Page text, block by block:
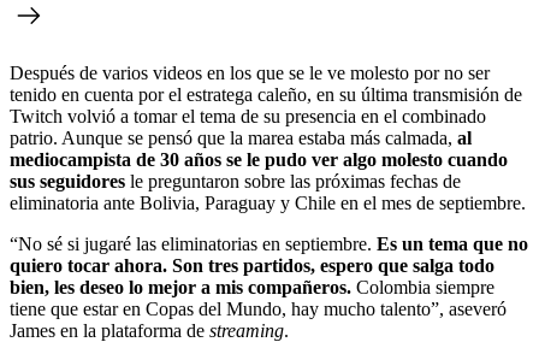
Después de varios videos en los que se le ve molesto por no ser
tenido en cuenta por el estratega caleño, en su última transmisión de
Twitch volvió a tomar el tema de su presencia en el combinado
patrio. Aunque se pensó que la marea estaba más calmada, al
mediocampista de 30 años se le pudo ver algo molesto cuando
sus seguidores le preguntaron sobre las próximas fechas de
eliminatoria ante Bolivia, Paraguay y Chile en el mes de septiembre.
“No sé si jugaré las eliminatorias en septiembre. Es un tema que no
quiero tocar ahora. Son tres partidos, espero que salga todo
bien, les deseo lo mejor a mis compañeros. Colombia siempre
tiene que estar en Copas del Mundo, hay mucho talento”, aseveró
James en la plataforma de streaming.